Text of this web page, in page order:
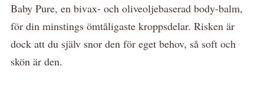
Baby Pure, en bivax- och oliveoljebaserad body-balm,
för din minstings ömtåligaste kroppsdelar. Risken är
dock att du själv snor den för eget behov, så soft och
skön är den.